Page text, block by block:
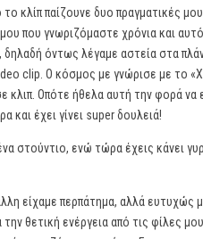
κλίπ παίζουνε δυο πραγματικές
που γνωριζόμαστε χρόνια και
όντως λέγαμε αστεία στα
clip. Ο κόσμος με γνώρισε με το
κλιπ. Οπότε ήθελα αυτή την φορά να
έχει γίνει super δουλειά!
στούντιο, ενώ τώρα έχεις κάνει
είχαμε περπάτημα, αλλά ευτυχώς
θετική ενέργεια από τις φίλες μου,